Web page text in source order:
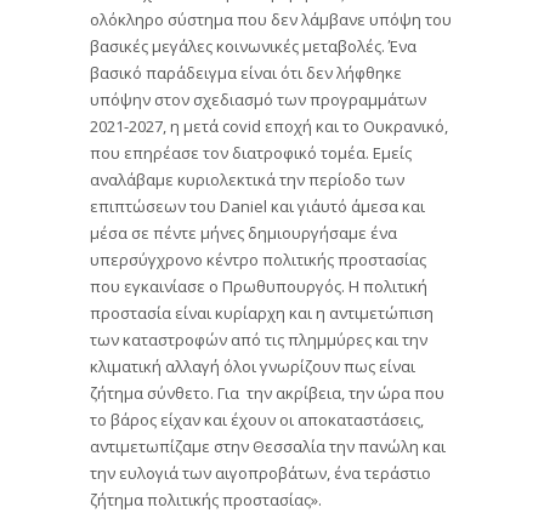
ολόκληρο σύστημα που δεν λάμβανε υπόψη του
βασικές μεγάλες κοινωνικές μεταβολές. Ένα
βασικό παράδειγμα είναι ότι δεν λήφθηκε
υπόψην στον σχεδιασμό των προγραμμάτων
2021-2027, η μετά covid εποχή και το Ουκρανικό, ​
που επηρέασε τον διατροφικό τομέα. Εμείς
αναλάβαμε κυριολεκτικά την περίοδο των
επιπτώσεων του Daniel και γι΄αυτό άμεσα και
μέσα σε πέντε μήνες δημιουργήσαμε ένα
υπερσύγχρονο κέντρο πολιτικής προστασίας
που εγκαινίασε ο Πρωθυπουργός. Η πολιτική
προστασία είναι κυρίαρχη και η αντιμετώπιση
των καταστροφών από τις πλημμύρες και την
κλιματική αλλαγή όλοι γνωρίζουν πως είναι
ζήτημα σύνθετο. Για ​ την ακρίβεια, την ώρα που
το βάρος είχαν και έχουν οι αποκαταστάσεις,
αντιμετωπίζαμε στην Θεσσαλία την πανώλη και
την ευλογιά των αιγοπροβάτων, ένα τεράστιο
ζήτημα πολιτικής προστασίας».